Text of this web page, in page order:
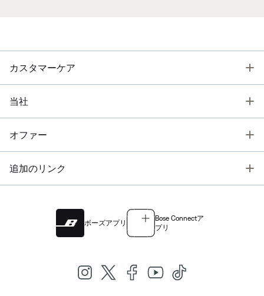
カスタマーケア
当社
オファー
追加のリンク
ボーズアプリ
Bose Connectア
プリ